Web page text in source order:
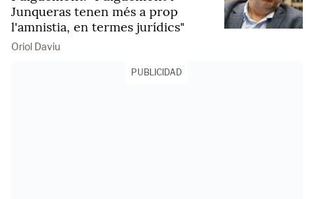
Junqueras tenen més a prop
l'amnistia, en termes jurídics"
Oriol Daviu
PUBLICIDAD